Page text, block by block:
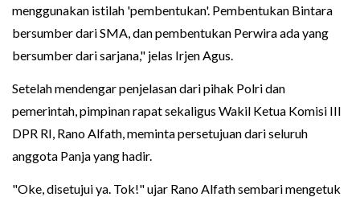
menggunakan istilah 'pembentukan'. Pembentukan Bintara
bersumber dari SMA, dan pembentukan Perwira ada yang
bersumber dari sarjana," jelas Irjen Agus.
Setelah mendengar penjelasan dari pihak Polri dan
pemerintah, pimpinan rapat sekaligus Wakil Ketua Komisi III
DPR RI, Rano Alfath, meminta persetujuan dari seluruh
anggota Panja yang hadir.
"Oke, disetujui ya. Tok!" ujar Rano Alfath sembari mengetuk